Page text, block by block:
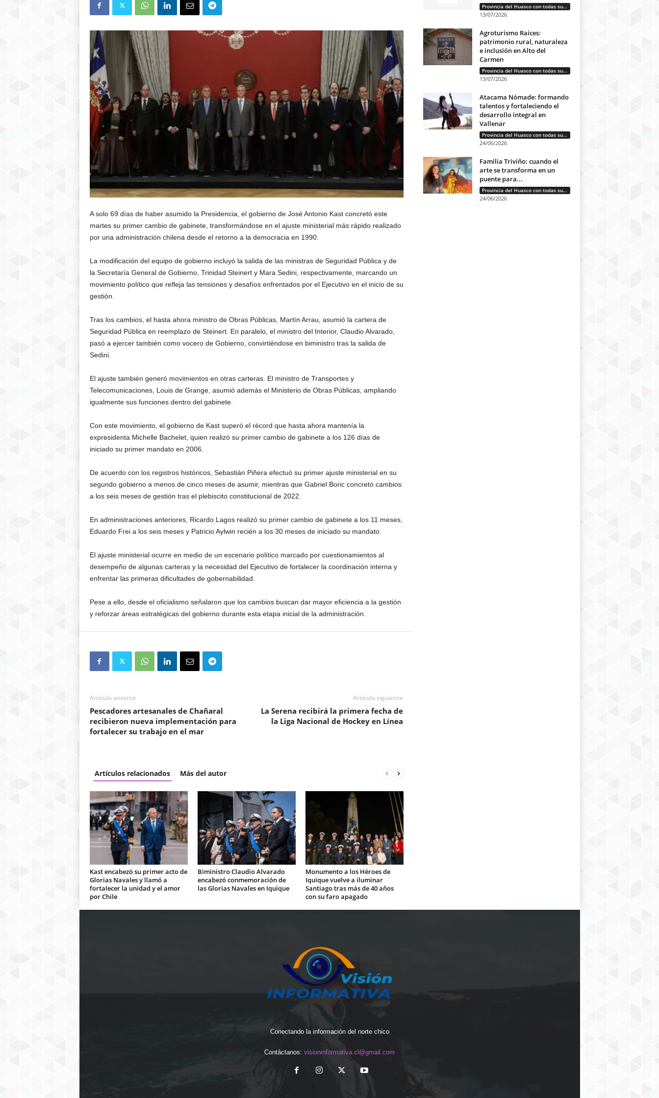
A solo 69 días de haber asumido la Presidencia, el gobierno de José Antonio Kast concretó este
martes su primer cambio de gabinete, transformándose en el ajuste ministerial más rápido realizado
por una administración chilena desde el retorno a la democracia en 1990.
La modificación del equipo de gobierno incluyó la salida de las ministras de Seguridad Pública y de
la Secretaría General de Gobierno, Trinidad Steinert y Mara Sedini, respectivamente, marcando un
movimiento político que refleja las tensiones y desafíos enfrentados por el Ejecutivo en el inicio de su
gestión.
Tras los cambios, el hasta ahora ministro de Obras Públicas, Martín Arrau, asumió la cartera de
Seguridad Pública en reemplazo de Steinert. En paralelo, el ministro del Interior, Claudio Alvarado,
pasó a ejercer también como vocero de Gobierno, convirtiéndose en biministro tras la salida de
Sedini.
El ajuste también generó movimientos en otras carteras. El ministro de Transportes y
Telecomunicaciones, Louis de Grange, asumió además el Ministerio de Obras Públicas, ampliando
igualmente sus funciones dentro del gabinete.
Con este movimiento, el gobierno de Kast superó el récord que hasta ahora mantenía la
expresidenta Michelle Bachelet, quien realizó su primer cambio de gabinete a los 126 días de
iniciado su primer mandato en 2006.
De acuerdo con los registros históricos, Sebastián Piñera efectuó su primer ajuste ministerial en su
segundo gobierno a menos de cinco meses de asumir, mientras que Gabriel Boric concretó cambios
a los seis meses de gestión tras el plebiscito constitucional de 2022.
En administraciones anteriores, Ricardo Lagos realizó su primer cambio de gabinete a los 11 meses,
Eduardo Frei a los seis meses y Patricio Aylwin recién a los 30 meses de iniciado su mandato.
El ajuste ministerial ocurre en medio de un escenario político marcado por cuestionamientos al
desempeño de algunas carteras y la necesidad del Ejecutivo de fortalecer la coordinación interna y
enfrentar las primeras dificultades de gobernabilidad.
Pese a ello, desde el oficialismo señalaron que los cambios buscan dar mayor eficiencia a la gestión
y reforzar áreas estratégicas del gobierno durante esta etapa inicial de la administración.
Artículo anterior
Pescadores artesanales de Chañaral
recibieron nueva implementación para
fortalecer su trabajo en el mar
Artículo siguiente
La Serena recibirá la primera fecha de
la Liga Nacional de Hockey en Línea
Artículos relacionados Más del autor
Kast encabezó su primer acto de
Glorias Navales y llamó a
fortalecer la unidad y el amor
por Chile
Biministro Claudio Alvarado
encabezó conmemoración de
las Glorias Navales en Iquique
Monumento a los Héroes de
Iquique vuelve a iluminar
Santiago tras más de 40 años
con su faro apagado
Provincia del Huasco con todas sus letras: Historias que unen cultura, diversidad e identidad
13/07/2026
Agroturismo Raíces:
patrimonio rural, naturaleza
e inclusión en Alto del
Carmen
Provincia del Huasco con todas sus letras: Historias que unen cultura, diversidad e identidad
13/07/2026
Atacama Nómade: formando
talentos y fortaleciendo el
desarrollo integral en
Vallenar
Provincia del Huasco con todas sus letras: Historias que unen cultura, diversidad e identidad
24/06/2026
Familia Triviño: cuando el
arte se transforma en un
puente para...
Provincia del Huasco con todas sus letras: Historias que unen cultura, diversidad e identidad
24/06/2026
Conectando la información del norte chico
Contáctanos: visioninformativa.cl@gmail.com